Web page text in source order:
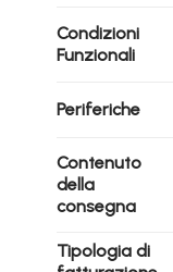
Condizioni
Funzionali
Periferiche
Contenuto
della
consegna
Tipologia di